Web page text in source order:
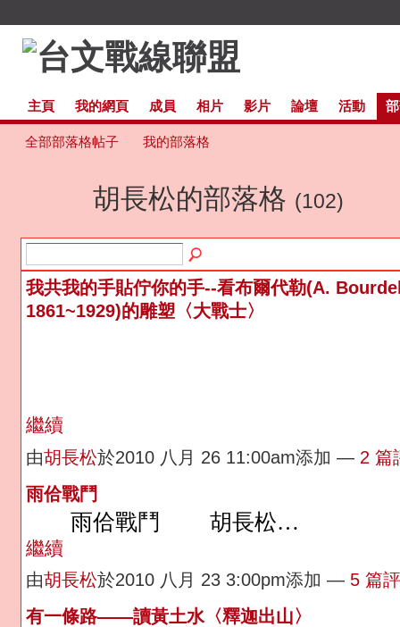
主頁 我的網頁 成員 相片 影片 論壇 活動
全部部落格帖子 我的部落格
胡長松的部落格 (102)
我共我的手貼佇你的手--看布爾代勒(A.
1861~1929)的雕塑〈大戰士〉
繼續
由胡長松於2010 八月 26 11:00am添加 — 2 篇
雨佮戰鬥
雨佮戰鬥 胡長松…
繼續
由胡長松於2010 八月 23 3:00pm添加 — 5 篇
有一條路——讀黃土水〈釋迦出山〉